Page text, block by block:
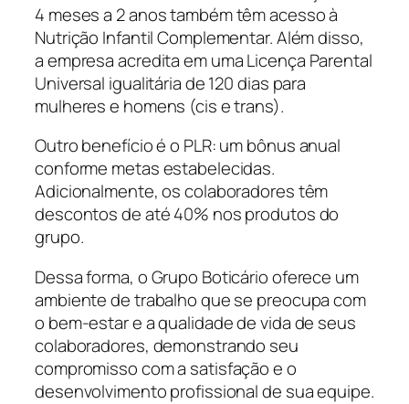
4 meses a 2 anos também têm acesso à
Nutrição Infantil Complementar. Além disso,
a empresa acredita em uma Licença Parental
Universal igualitária de 120 dias para
mulheres e homens (cis e trans).
Outro benefício é o PLR: um bônus anual
conforme metas estabelecidas.
Adicionalmente, os colaboradores têm
descontos de até 40% nos produtos do
grupo.
Dessa forma, o Grupo Boticário oferece um
ambiente de trabalho que se preocupa com
o bem-estar e a qualidade de vida de seus
colaboradores, demonstrando seu
compromisso com a satisfação e o
desenvolvimento profissional de sua equipe.